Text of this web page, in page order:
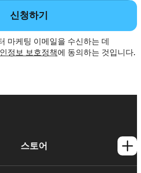
신청하기
마케팅 이메일을 수신하는 데
정보 보호정책에 동의하는 것입니다.
스토어